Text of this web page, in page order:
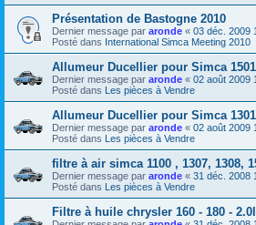
Présentation de Bastogne 2010
Dernier message par aronde « 03 déc. 2009
Posté dans International Simca Meeting 2010
Allumeur Ducellier pour Simca 1501
Dernier message par aronde « 02 août 2009
Posté dans Les pièces à Vendre
Allumeur Ducellier pour Simca 1301
Dernier message par aronde « 02 août 2009
Posté dans Les pièces à Vendre
filtre à air simca 1100 , 1307, 1308,
Dernier message par aronde « 31 déc. 2008
Posté dans Les pièces à Vendre
Filtre à huile chrysler 160 - 180 - 2.0l